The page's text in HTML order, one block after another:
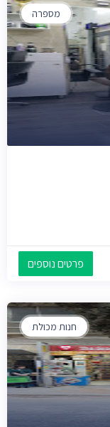
מספרה
פרטים נוספים
חנות מכולת